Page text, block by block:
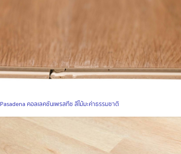
Pasadena คอลเลคชันเพรสทีช สีไม้มะค่าธรรมชาติ